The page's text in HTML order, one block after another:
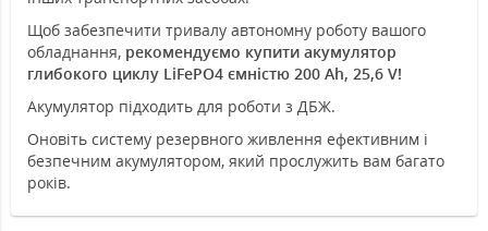
Щоб забезпечити тривалу автономну роботу вашого
обладнання, рекомендуємо купити акумулятор
глибокого циклу LiFePO4 ємністю 200 Ah, 25,6 V!
Акумулятор підходить для роботи з ДБЖ.
Оновіть систему резервного живлення ефективним і
безпечним акумулятором, який прослужить вам багато
років.